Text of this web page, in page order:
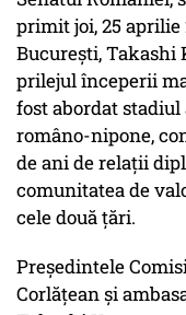
primit joi, 25 aprilie
București, Takashi
prilejul începerii
fost abordat
româno-nipone,
de ani de relații
comunitatea de
cele două țări.
Președintele
Corlățean și